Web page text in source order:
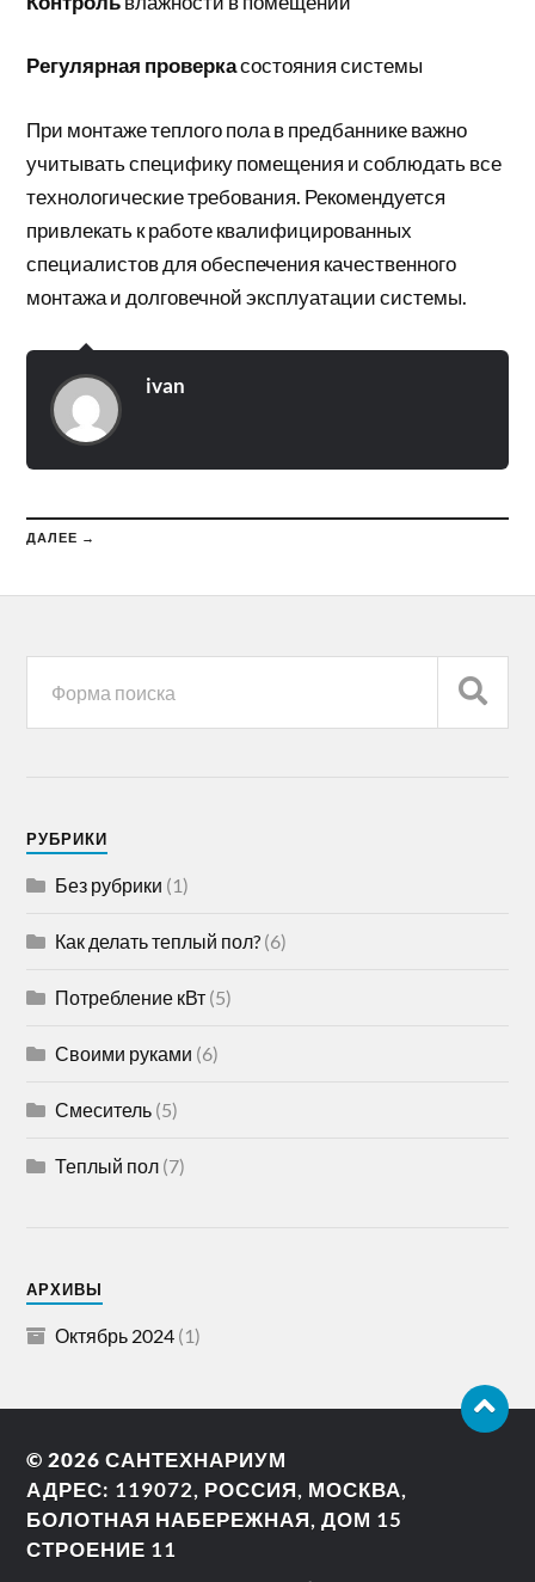
Регулярная проверкасостояния системы
При монтаже теплого пола в предбаннике важно
учитывать специфику помещения и соблюдать все
технологические требования. Рекомендуется
привлекать к работе квалифицированных
специалистов для обеспечения качественного
монтажа и долговечной эксплуатации системы.
ivan
ДАЛЕЕ →
РУБРИКИ
Без рубрики (1)
Как делать теплый пол? (6)
Потребление кВт (5)
Своими руками (6)
Смеситель (5)
Теплый пол (7)
АРХИВЫ
Октябрь 2024 (1)
© 2026САНТЕХНАРИУМ
АДРЕС: 119072, РОССИЯ, МОСКВА,
БОЛОТНАЯ НАБЕРЕЖНАЯ, ДОМ 15
СТРОЕНИЕ 11